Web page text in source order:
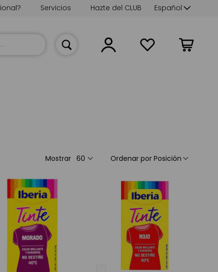
Lenguaje
Español
Hazte del CLUB
Servicios
Mi cesta
Ordenar por
Mostrar